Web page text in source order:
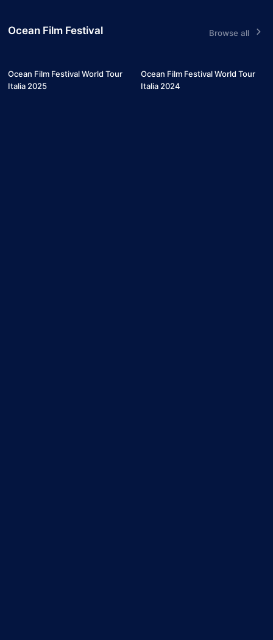
Ocean Film Festival Browse all
7
Ocean Film Festival World Tour
Italia 2025
5
Ocean Film Festival World Tour
Italia 2024